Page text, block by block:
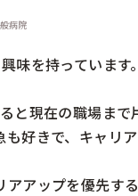
病院
味を持っていま
現在の職場まで
好きで、キャリ
アップを優先す